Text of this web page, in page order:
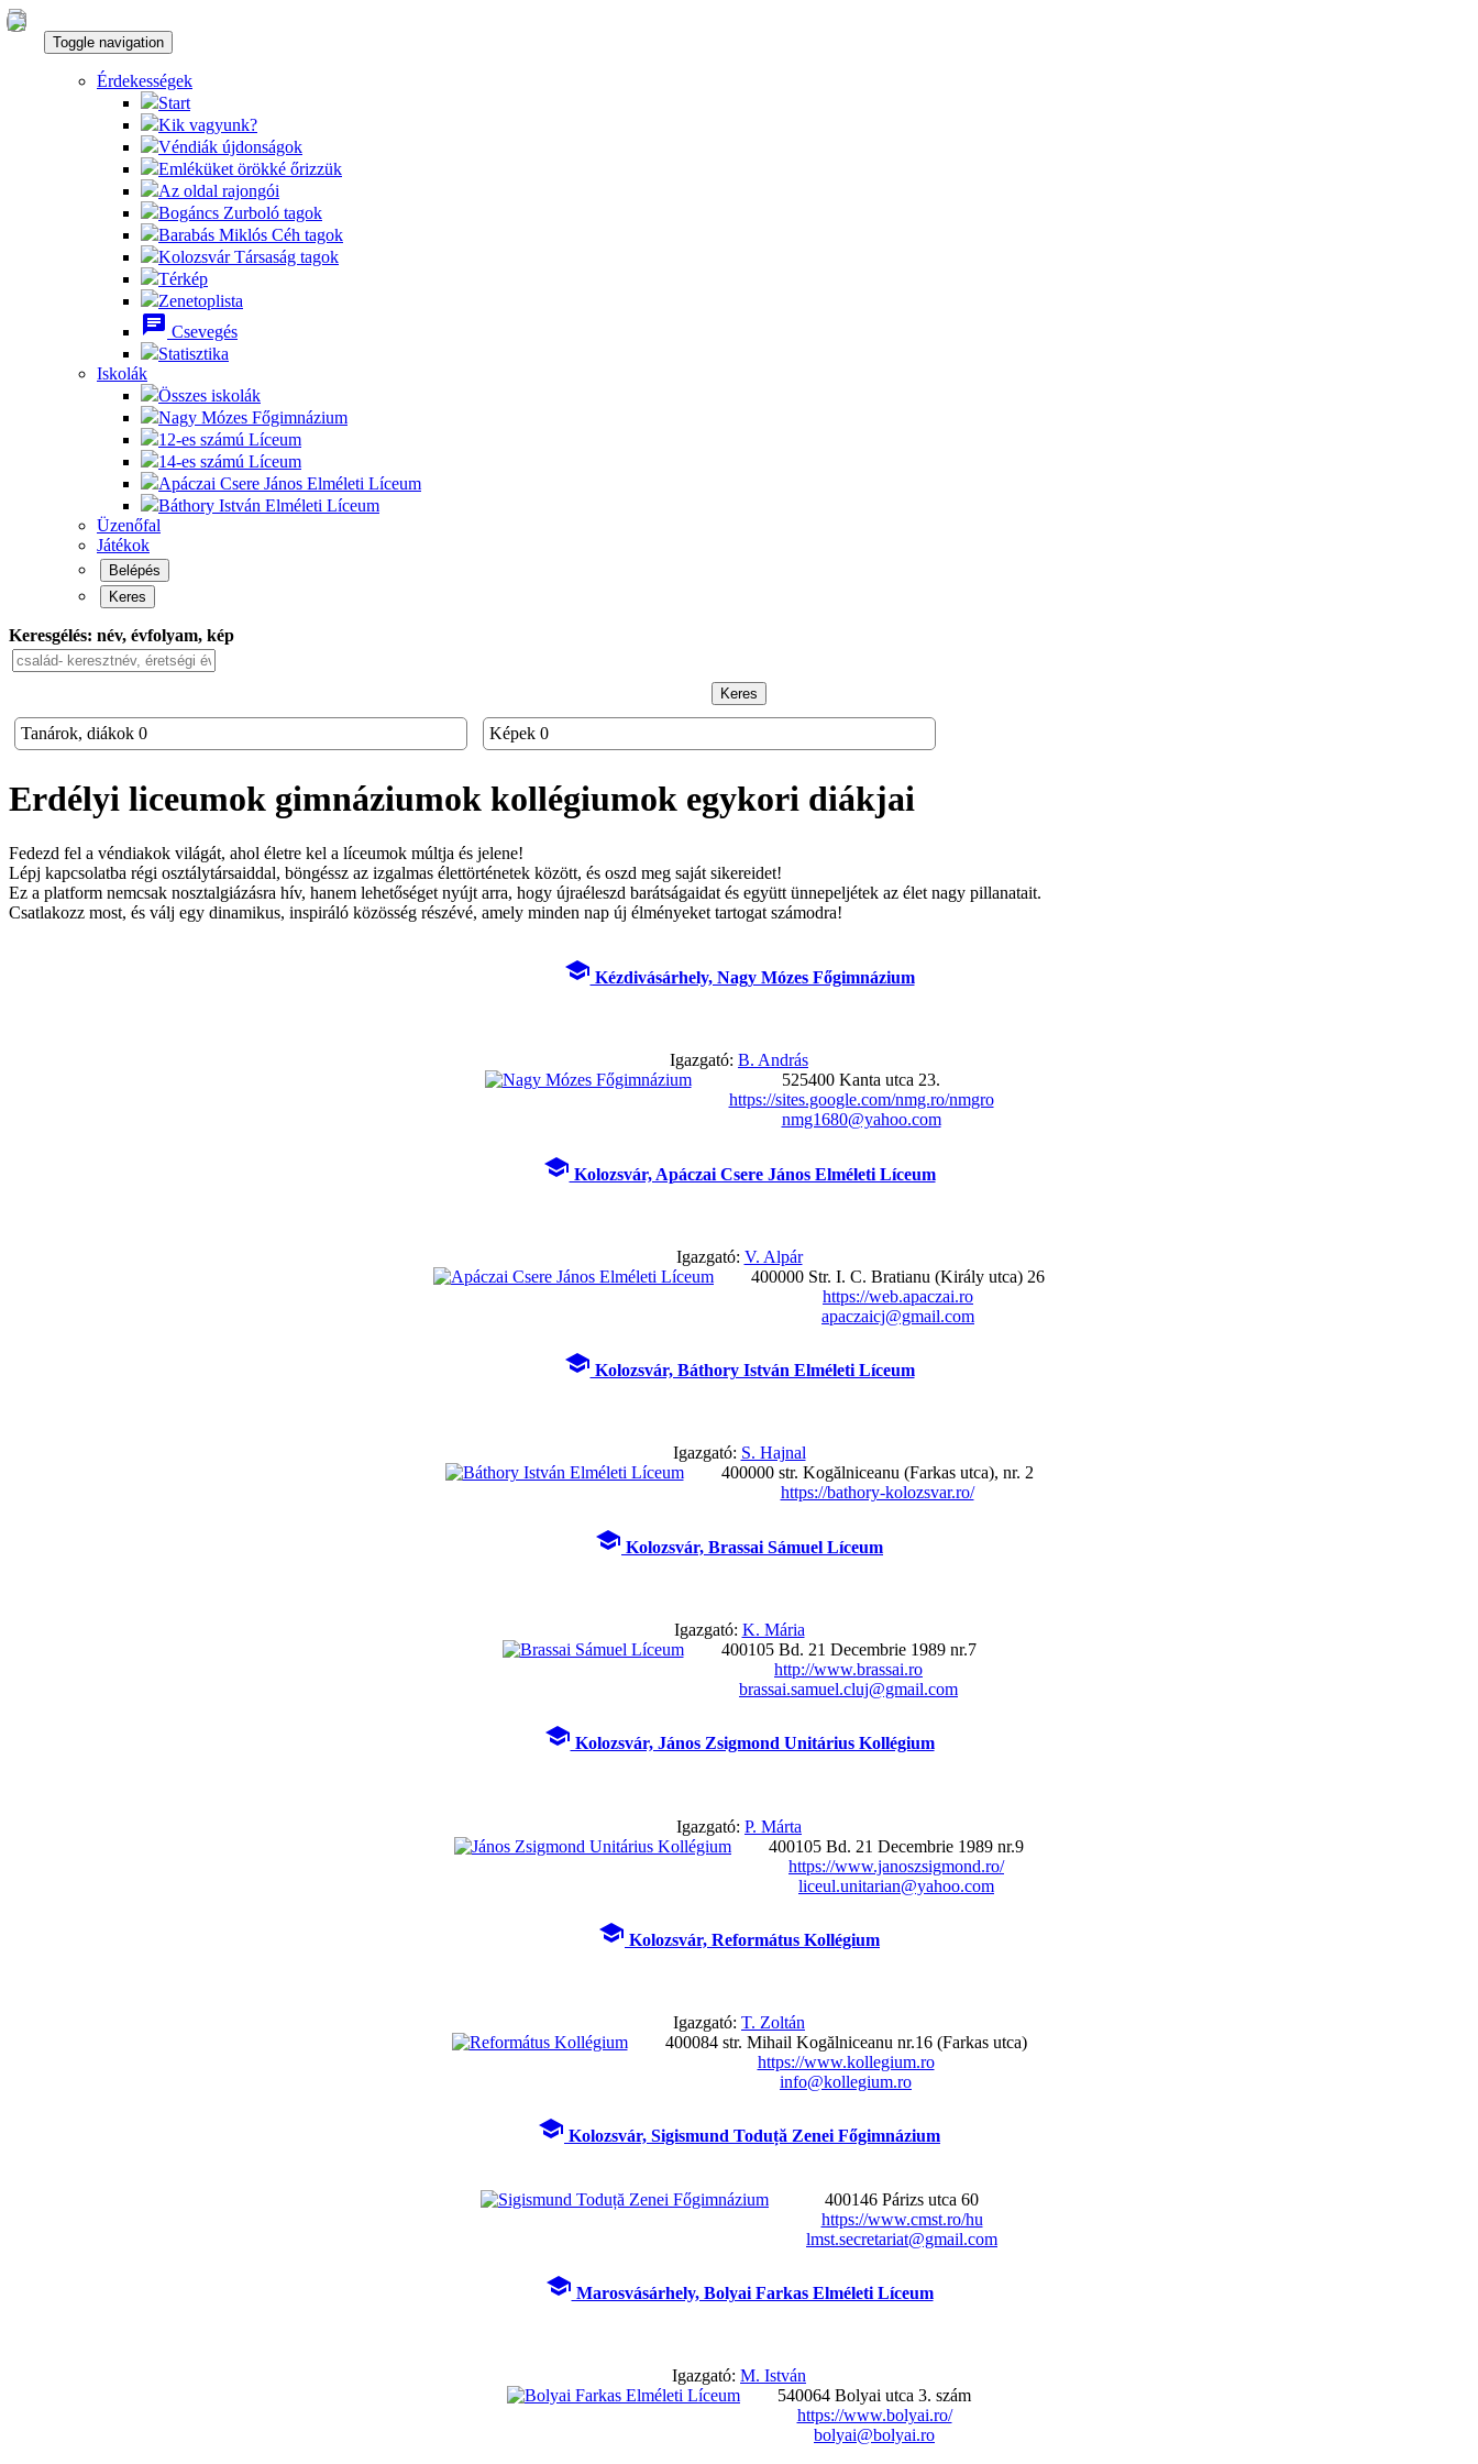
Toggle navigation
Érdekességek
Start
Kik vagyunk?
Véndiák újdonságok
Emléküket örökké őrizzük
Az oldal rajongói
Bogáncs Zurboló tagok
Barabás Miklós Céh tagok
Kolozsvár Társaság tagok
Térkép
Zenetoplista
chat Csevegés
Statisztika
Iskolák
Összes iskolák
Nagy Mózes Főgimnázium
12-es számú Líceum
14-es számú Líceum
Apáczai Csere János Elméleti Líceum
Báthory István Elméleti Líceum
Üzenőfal
Játékok
Belépés
Keres
Keresgélés: név, évfolyam, kép
Keres
Tanárok, diákok 0 Képek 0
Erdélyi liceumok gimnáziumok kollégiumok egykori diákjai
Fedezd fel a véndiakok világát, ahol életre kel a líceumok múltja és jelene!
Lépj kapcsolatba régi osztálytársaiddal, böngéssz az izgalmas élettörténetek között, és oszd meg saját sikereidet!
Ez a platform nemcsak nosztalgiázásra hív, hanem lehetőséget nyújt arra, hogy újraéleszd barátságaidat és együtt ünnepeljétek az élet nagy pillanatait.
Csatlakozz most, és válj egy dinamikus, inspiráló közösség részévé, amely minden nap új élményeket tartogat számodra!
school Kézdivásárhely, Nagy Mózes Főgimnázium
Igazgató: B. András
525400 Kanta utca 23.
https://sites.google.com/nmg.ro/nmgro
nmg1680@yahoo.com
school Kolozsvár, Apáczai Csere János Elméleti Líceum
Igazgató: V. Alpár
400000 Str. I. C. Bratianu (Király utca) 26
https://web.apaczai.ro
apaczaicj@gmail.com
school Kolozsvár, Báthory István Elméleti Líceum
Igazgató: S. Hajnal
400000 str. Kogălniceanu (Farkas utca), nr. 2
https://bathory-kolozsvar.ro/
school Kolozsvár, Brassai Sámuel Líceum
Igazgató: K. Mária
400105 Bd. 21 Decembrie 1989 nr.7
http://www.brassai.ro
brassai.samuel.cluj@gmail.com
school Kolozsvár, János Zsigmond Unitárius Kollégium
Igazgató: P. Márta
400105 Bd. 21 Decembrie 1989 nr.9
https://www.janoszsigmond.ro/
liceul.unitarian@yahoo.com
school Kolozsvár, Református Kollégium
Igazgató: T. Zoltán
400084 str. Mihail Kogălniceanu nr.16 (Farkas utca)
https://www.kollegium.ro
info@kollegium.ro
school Kolozsvár, Sigismund Toduță Zenei Főgimnázium
400146 Párizs utca 60
https://www.cmst.ro/hu
lmst.secretariat@gmail.com
school Marosvásárhely, Bolyai Farkas Elméleti Líceum
Igazgató: M. István
540064 Bolyai utca 3. szám
https://www.bolyai.ro/
bolyai@bolyai.ro